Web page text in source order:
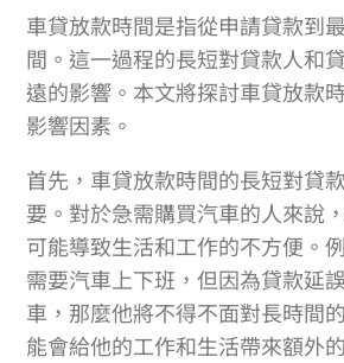
車貸放款時間是指從申請貸款到
間。這一過程的長短對貸款人和
遠的影響。本文將探討車貸放款
影響因素。
首先，車貸放款時間的長短對貸
要。對於急需購買汽車的人來說
可能導致生活和工作的不方便。
需要汽車上下班，但因為貸款延
車，那麼他將不得不面對長時間
能會給他的工作和生活帶來額外